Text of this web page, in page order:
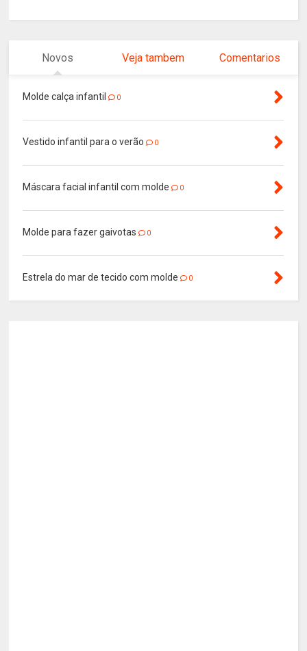
Novos Veja tambem Comentarios
Molde calça infantil 0
Vestido infantil para o verão 0
Máscara facial infantil com molde 0
Molde para fazer gaivotas 0
Estrela do mar de tecido com molde 0